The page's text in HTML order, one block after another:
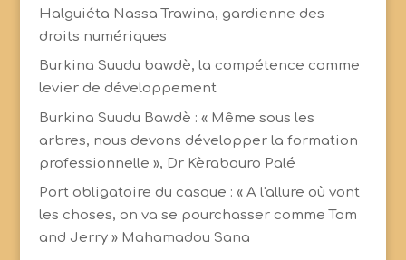
Halguiéta Nassa Trawina, gardienne des
droits numériques
Burkina Suudu bawdè, la compétence comme
levier de développement
Burkina Suudu Bawdè : « Même sous les
arbres, nous devons développer la formation
professionnelle », Dr Kèrabouro Palé
Port obligatoire du casque : « A l'allure où vont
les choses, on va se pourchasser comme Tom
and Jerry » Mahamadou Sana